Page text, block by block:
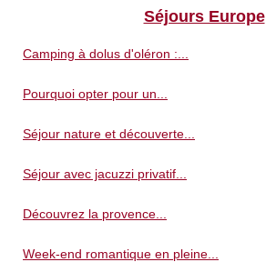
Séjours Europe
Camping à dolus d'oléron :...
Pourquoi opter pour un...
Séjour nature et découverte...
Séjour avec jacuzzi privatif...
Découvrez la provence...
Week-end romantique en pleine...